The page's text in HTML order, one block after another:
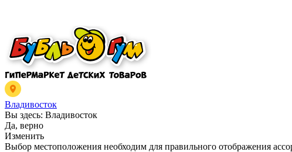
Владивосток
Вы здесь: Владивосток
Да, верно
Изменить
Выбор местоположения необходим для правильного отображения